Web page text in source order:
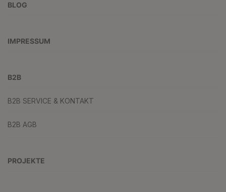
BLOG
IMPRESSUM
B2B
B2B SERVICE & KONTAKT
B2B AGB
PROJEKTE